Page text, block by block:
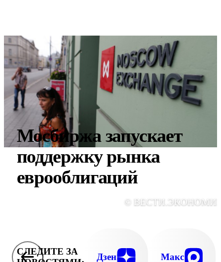
Мосбиржа запускает
поддержку рынка
еврооблигаций
©
СЛЕДИТЕ ЗА
Дзен Макс